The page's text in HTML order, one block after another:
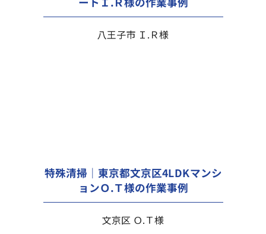
八王子市 Ｉ.Ｒ様
特殊清掃｜東京都文京区4LDKマンシ
ョンＯ.Ｔ様の作業事例
文京区 Ｏ.Ｔ様